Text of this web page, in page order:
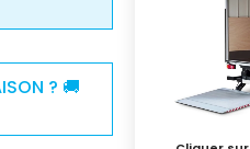
? 🚚